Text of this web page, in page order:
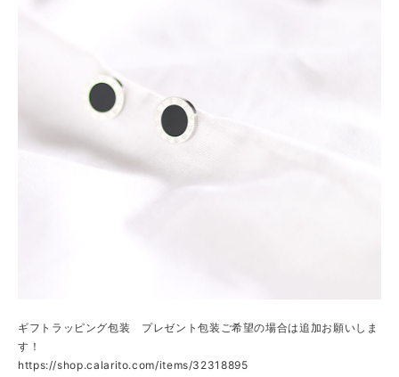
ギフトラッピング包装 プレゼント包装ご希望の場合は追加お願いしま
す！
https://shop.calarito.com/items/32318895